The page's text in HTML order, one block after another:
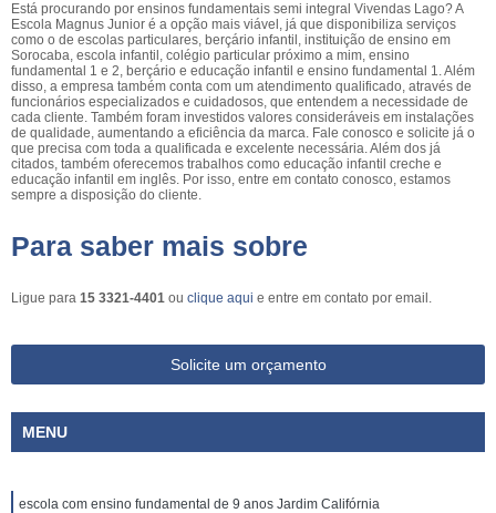
Está procurando por ensinos fundamentais semi integral Vivendas Lago? A
Escola Magnus Junior é a opção mais viável, já que disponibiliza serviços
como o de escolas particulares, berçário infantil, instituição de ensino em
Sorocaba, escola infantil, colégio particular próximo a mim, ensino
fundamental 1 e 2, berçário e educação infantil e ensino fundamental 1. Além
disso, a empresa também conta com um atendimento qualificado, através de
funcionários especializados e cuidadosos, que entendem a necessidade de
cada cliente. Também foram investidos valores consideráveis em instalações
de qualidade, aumentando a eficiência da marca. Fale conosco e solicite já o
que precisa com toda a qualificada e excelente necessária. Além dos já
citados, também oferecemos trabalhos como educação infantil creche e
educação infantil em inglês. Por isso, entre em contato conosco, estamos
sempre a disposição do cliente.
Para saber mais sobre
Ligue para 15 3321-4401 ou clique aqui e entre em contato por email.
Solicite um orçamento
MENU
escola com ensino fundamental de 9 anos Jardim Califórnia